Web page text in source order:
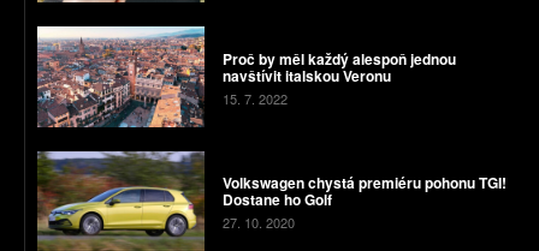
Proč by měl každý alespoň jednou
navštívit italskou Veronu
15. 7. 2022
Volkswagen chystá premiéru pohonu TGI!
Dostane ho Golf
27. 10. 2020